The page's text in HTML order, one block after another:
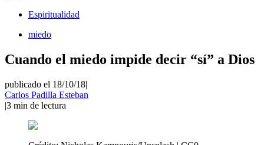
Espiritualidad
miedo
Cuando el miedo impide decir “sí” a Dios
publicado el 18/10/18|
Carlos Padilla Esteban
|3 min de lectura